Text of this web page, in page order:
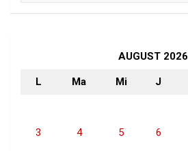
AUGUST 2026
L Ma Mi J
3 4 5 6